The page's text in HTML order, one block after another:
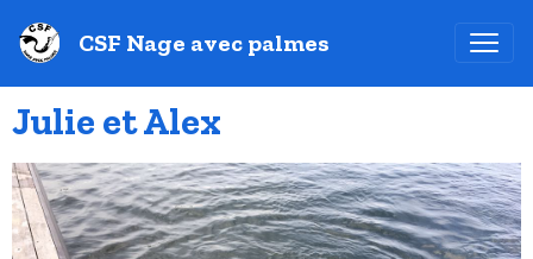
CSF Nage avec palmes
Julie et Alex